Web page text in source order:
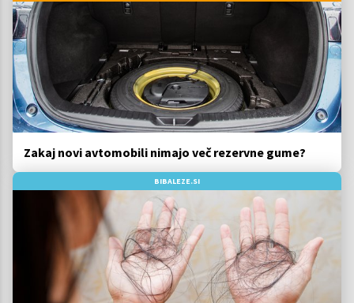
Zakaj novi avtomobili nimajo več rezervne gume?
BIBALEZE.SI